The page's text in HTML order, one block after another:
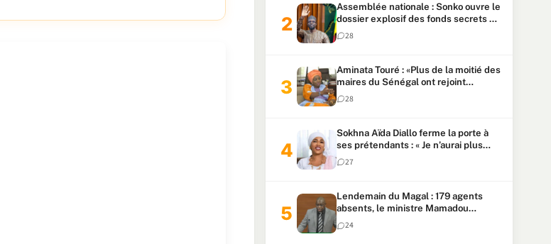
Assemblée nationale : Sonko ouvre le
dossier explosif des fonds secrets et
du patrimoine présidentiel
28
Aminata Touré : «Plus de la moitié des
maires du Sénégal ont rejoint
Kiiraay»
28
Sokhna Aïda Diallo ferme la porte à
ses prétendants : « Je n’aurai plus
jamais un autre mari »
27
Lendemain du Magal : 179 agents
absents, le ministre Mamadou
Lamine Dianté exige des explications
24